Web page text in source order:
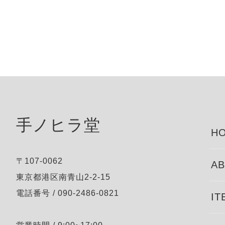
手ノヒラ堂
〒107-0062
東京都港区南青山2-2-15
電話番号 / 090-2486-0821